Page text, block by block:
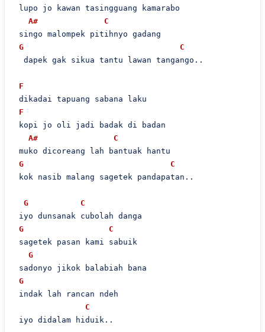
lupo jo kawan tasingguang kamarabo
A#
C
singo malompek pitihnyo gadang
G
C
  dapek gak sikua tantu lawan tangango..
F
dikadai tapuang sabana laku
F
kopi jo oli jadi badak di badan
A#
C
muko dicoreang lah bantuak hantu
G
C
kok nasib malang sagetek pandapatan..
G
C
iyo dunsanak cubolah danga
G
C
sagetek pasan kami sabuik
G
sadonyo jikok balabiah bana
G
indak lah rancan ndeh
C
iyo didalam hiduik..